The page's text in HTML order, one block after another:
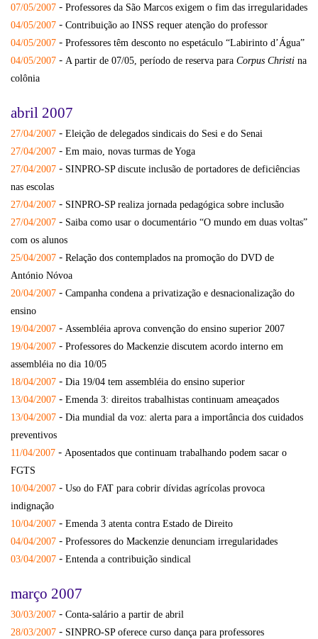
07/05/2007 - Professores da São Marcos exigem o fim das irregularidades
04/05/2007 - Contribuição ao INSS requer atenção do professor
04/05/2007 - Professores têm desconto no espetáculo “Labirinto d’Água”
04/05/2007 - A partir de 07/05, período de reserva para Corpus Christi na
colônia
abril 2007
27/04/2007 - Eleição de delegados sindicais do Sesi e do Senai
27/04/2007 - Em maio, novas turmas de Yoga
27/04/2007 - SINPRO-SP discute inclusão de portadores de deficiências
nas escolas
27/04/2007 - SINPRO-SP realiza jornada pedagógica sobre inclusão
27/04/2007 - Saiba como usar o documentário “O mundo em duas voltas”
com os alunos
25/04/2007 - Relação dos contemplados na promoção do DVD de
António Nóvoa
20/04/2007 - Campanha condena a privatização e desnacionalização do
ensino
19/04/2007 - Assembléia aprova convenção do ensino superior 2007
19/04/2007 - Professores do Mackenzie discutem acordo interno em
assembléia no dia 10/05
18/04/2007 - Dia 19/04 tem assembléia do ensino superior
13/04/2007 - Emenda 3: direitos trabalhistas continuam ameaçados
13/04/2007 - Dia mundial da voz: alerta para a importância dos cuidados
preventivos
11/04/2007 - Aposentados que continuam trabalhando podem sacar o
FGTS
10/04/2007 - Uso do FAT para cobrir dívidas agrícolas provoca
indignação
10/04/2007 - Emenda 3 atenta contra Estado de Direito
04/04/2007 - Professores do Mackenzie denunciam irregularidades
03/04/2007 - Entenda a contribuição sindical
março 2007
30/03/2007 - Conta-salário a partir de abril
28/03/2007 - SINPRO-SP oferece curso dança para professores